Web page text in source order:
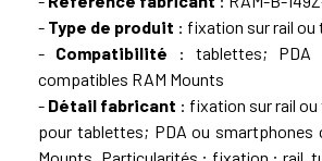
- Type de produit : fixation sur rail ou
- Compatibilité : tablettes; PDA
compatibles RAM Mounts
- Détail fabricant : fixation sur rail
pour tablettes; PDA ou smartphones
Mounts. Particularités : fixation : rail,